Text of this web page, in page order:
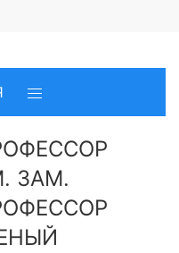
ЗАМ.